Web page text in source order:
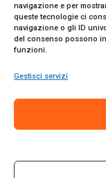
navigazione e per
queste tecnologie ci
navigazione o gli ID
del consenso possono
funzioni.
Gestisci servizi
Tribunale di
© 2024 Promo